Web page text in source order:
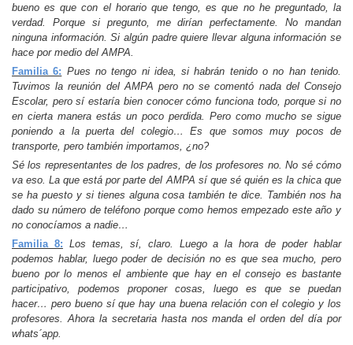
bueno es que con el horario que tengo, es que no he preguntado, la
verdad. Porque si pregunto, me dirían perfectamente. No mandan
ninguna información. Si algún padre quiere llevar alguna información se
hace por medio del AMPA.
Familia 6: Pues no tengo ni idea, si habrán tenido o no han tenido.
Tuvimos la reunión del AMPA pero no se comentó nada del Consejo
Escolar, pero sí estaría bien conocer cómo funciona todo, porque si no
en cierta manera estás un poco perdida. Pero como mucho se sigue
poniendo a la puerta del colegio… Es que somos muy pocos de
transporte, pero también importamos, ¿no?
Sé los representantes de los padres, de los profesores no. No sé cómo
va eso. La que está por parte del AMPA sí que sé quién es la chica que
se ha puesto y si tienes alguna cosa también te dice. También nos ha
dado su número de teléfono porque como hemos empezado este año y
no conocíamos a nadie…
Familia 8: Los temas, sí, claro. Luego a la hora de poder hablar
podemos hablar, luego poder de decisión no es que sea mucho, pero
bueno por lo menos el ambiente que hay en el consejo es bastante
participativo, podemos proponer cosas, luego es que se puedan
hacer… pero bueno sí que hay una buena relación con el colegio y los
profesores. Ahora la secretaria hasta nos manda el orden del día por
whats´app.